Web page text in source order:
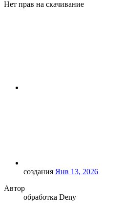
Нет прав на скачивание
создания Янв 13, 2026
Автор
обработка Deny